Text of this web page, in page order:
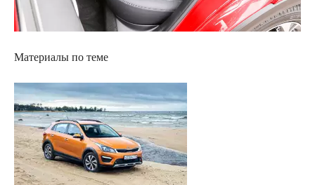
Материалы по теме